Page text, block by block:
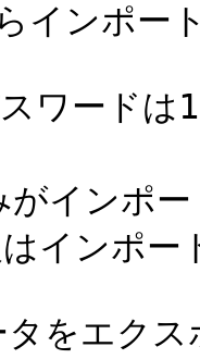
インポー
ワードは
がインポ
インポー
タをエク